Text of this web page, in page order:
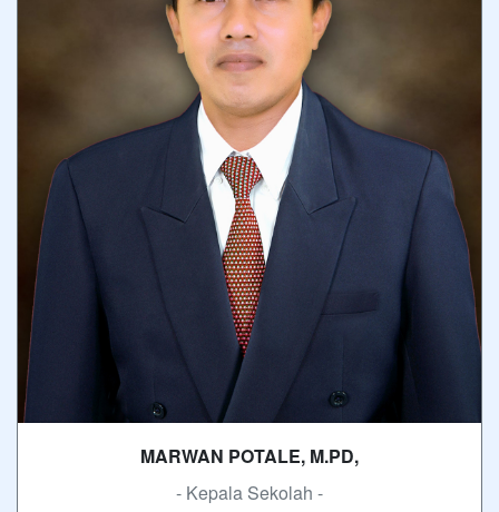
MARWAN POTALE, M.PD,
- Kepala Sekolah -